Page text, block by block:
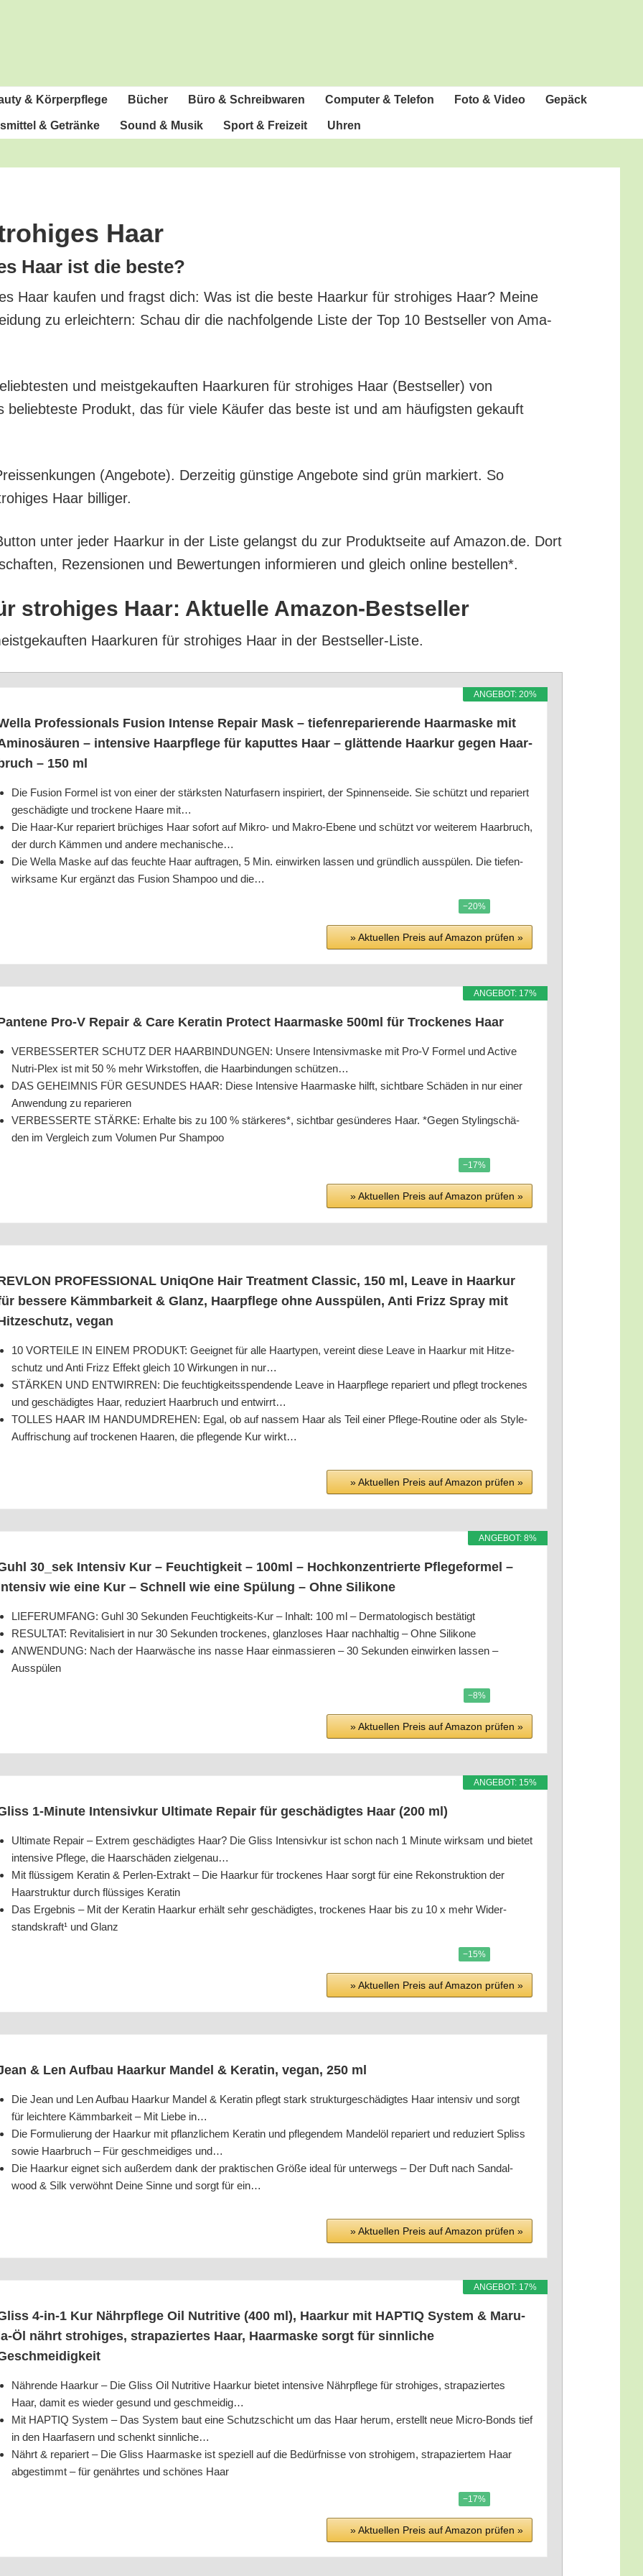
& Körperpflege Bücher Büro & Schreibwaren Com­pu­ter & Telefon Foto & Video Gepäck
& Getränke Sound & Musik Sport & Freizeit Uhren
Haar
Haar ist die beste?
Haar kau­fen und fragst dich: Was ist die bes­te Haar­kur für stro­hi­ges Haar? Mei­ne
zu erleich­tern: Schau dir die nach­fol­gen­de Lis­te der Top 10 Best­sel­ler von Ama­
und meist­ge­kauf­ten Haar­kuren für stro­hi­ges Haar (Best­sel­ler) von
Pro­dukt, das für vie­le Käu­fer das bes­te ist und am häu­figs­ten gekauft
(Ange­bo­te). Der­zei­tig güns­ti­ge Ange­bo­te sind grün mar­kiert. So
Haar billiger.
unter jeder Haar­kur in der Lis­te gelangst du zur Pro­dukt­sei­te auf Amazon.de. Dort
Rezen­sio­nen und Bewer­tun­gen infor­mie­ren und gleich online bestellen*.
stro­hi­ges Haar: Aktu­el­le Amazon-Bestseller
Haar­kuren für stro­hi­ges Haar in der Bestseller-Liste.
ANGE­BOT: 20%
Pro­fes­sio­nals Fusi­on Inten­se Repair Mask – tie­fen­re­pa­rie­ren­de Haar­mas­ke mit
– inten­si­ve Haar­pfle­ge für kaput­tes Haar – glät­ten­de Haar­kur gegen Haar­
bruch – 150 ml
Die Fusi­on For­mel ist von einer der stärks­ten Natur­fa­sern inspi­riert, der Spin­nen­sei­de. Sie schützt und repa­riert
geschä­dig­te und tro­cke­ne Haa­re mit…
Die Haar-Kur repa­riert brü­chi­ges Haar sofort auf Mikro- und Makro-Ebe­ne und schützt vor wei­te­rem Haar­bruch,
der durch Käm­men und ande­re mechanische…
Die Wel­la Mas­ke auf das feuch­te Haar auf­tra­gen, 5 Min. ein­wir­ken las­sen und gründ­lich aus­spü­len. Die tie­fen­
wirk­sa­me Kur ergänzt das Fusi­on Sham­poo und die…
−20%
» Aktu­el­len Preis auf Ama­zon prü­fen »
ANGE­BOT: 17%
Pro‑V Repair & Care Kera­tin Pro­tect Haar­mas­ke 500ml für Tro­cke­nes Haar
VERBESSERTER SCHUTZ DER HAARBINDUNGEN: Unse­re Inten­siv­mas­ke mit Pro‑V For­mel und Acti­ve
Nut­ri-Plex ist mit 50 % mehr Wirk­stof­fen, die Haar­bin­dun­gen schützen…
DAS GEHEIMNIS FÜR GESUNDES HAAR: Die­se Inten­si­ve Haar­mas­ke hilft, sicht­ba­re Schä­den in nur einer
Anwen­dung zu reparieren
VERBESSERTE STÄRKE: Erhal­te bis zu 100 % stär­ke­res*, sicht­bar gesün­de­res Haar. *Gegen Sty­ling­schä­
den im Ver­gleich zum Volu­men Pur Shampoo
−17%
» Aktu­el­len Preis auf Ama­zon prü­fen »
PROFESSIONAL Uni­qO­ne Hair Tre­at­ment Clas­sic, 150 ml, Lea­ve in Haar­kur
bes­se­re Kämm­bar­keit & Glanz, Haar­pfle­ge ohne Aus­spü­len, Anti Frizz Spray mit
vegan
10 VORTEILE IN EINEM PRODUKT: Geeig­net für alle Haar­ty­pen, ver­eint die­se Lea­ve in Haar­kur mit Hit­ze­
schutz und Anti Frizz Effekt gleich 10 Wir­kun­gen in nur…
STÄRKEN UND ENTWIRREN: Die feuch­tig­keits­spen­den­de Lea­ve in Haar­pfle­ge repa­riert und pflegt tro­cke­nes
und geschä­dig­tes Haar, redu­ziert Haar­bruch und entwirrt…
TOLLES HAAR IM HANDUMDREHEN: Egal, ob auf nas­sem Haar als Teil einer Pfle­ge-Rou­ti­ne oder als Style-
Auf­fri­schung auf tro­cke­nen Haa­ren, die pfle­gen­de Kur wirkt…
» Aktu­el­len Preis auf Ama­zon prü­fen »
ANGE­BOT: 8%
30_​sek Inten­siv Kur – Feuch­tig­keit – 100ml – Hoch­kon­zen­trier­te Pfle­ge­for­mel –
wie eine Kur – Schnell wie eine Spü­lung – Ohne Silikone
LIEFERUMFANG: Guhl 30 Sekun­den Feuch­tig­keits-Kur – Inhalt: 100 ml – Der­ma­to­lo­gisch bestätigt
RESULTAT: Revi­ta­li­siert in nur 30 Sekun­den tro­cke­nes, glanz­lo­ses Haar nach­hal­tig – Ohne Silikone
ANWENDUNG: Nach der Haar­wä­sche ins nas­se Haar ein­mas­sie­ren – 30 Sekun­den ein­wir­ken las­sen –
Ausspülen
−8%
» Aktu­el­len Preis auf Ama­zon prü­fen »
ANGE­BOT: 15%
1‑Minute Inten­siv­kur Ulti­ma­te Repair für geschä­dig­tes Haar (200 ml)
Ulti­ma­te Repair – Extrem geschä­dig­tes Haar? Die Gliss Inten­siv­kur ist schon nach 1 Minu­te wirk­sam und bie­tet
inten­si­ve Pfle­ge, die Haar­schä­den zielgenau…
Mit flüs­si­gem Kera­tin & Per­len-Extrakt – Die Haar­kur für tro­cke­nes Haar sorgt für eine Rekon­struk­ti­on der
Haar­struk­tur durch flüs­si­ges Keratin
Das Ergeb­nis – Mit der Kera­tin Haar­kur erhält sehr geschä­dig­tes, tro­cke­nes Haar bis zu 10 x mehr Wider­
stands­kraft¹ und Glanz
−15%
» Aktu­el­len Preis auf Ama­zon prü­fen »
& Len Auf­bau Haar­kur Man­del & Kera­tin, vegan, 250 ml
Die Jean und Len Auf­bau Haar­kur Man­del & Kera­tin pflegt stark struk­tur­ge­schä­dig­tes Haar inten­siv und sorgt
für leich­te­re Kämm­bar­keit – Mit Lie­be in…
Die For­mu­lie­rung der Haar­kur mit pflanz­li­chem Kera­tin und pfle­gen­dem Man­del­öl repa­riert und redu­ziert Spliss
sowie Haar­bruch – Für geschmei­di­ges und…
Die Haar­kur eig­net sich außer­dem dank der prak­ti­schen Grö­ße ide­al für unter­wegs – Der Duft nach San­dal­
wood & Silk ver­wöhnt Dei­ne Sin­ne und sorgt für ein…
» Aktu­el­len Preis auf Ama­zon prü­fen »
ANGE­BOT: 17%
4‑in‑1 Kur Nähr­pfle­ge Oil Nut­ri­ti­ve (400 ml), Haar­kur mit HAPTIQ Sys­tem & Maru­
la-Öl nährt stro­hi­ges, stra­pa­zier­tes Haar, Haar­mas­ke sorgt für sinn­li­che
Näh­ren­de Haar­kur – Die Gliss Oil Nut­ri­ti­ve Haar­kur bie­tet inten­si­ve Nähr­pfle­ge für stro­hi­ges, stra­pa­zier­tes
Haar, damit es wie­der gesund und geschmeidig…
Mit HAPTIQ Sys­tem – Das Sys­tem baut eine Schutz­schicht um das Haar her­um, erstellt neue Micro-Bonds tief
in den Haar­fa­sern und schenkt sinnliche…
Nährt & repa­riert – Die Gliss Haar­mas­ke ist spe­zi­ell auf die Bedürf­nis­se von stro­hi­gem, stra­pa­zier­tem Haar
abge­stimmt – für genähr­tes und schö­nes Haar
−17%
» Aktu­el­len Preis auf Ama­zon prü­fen »